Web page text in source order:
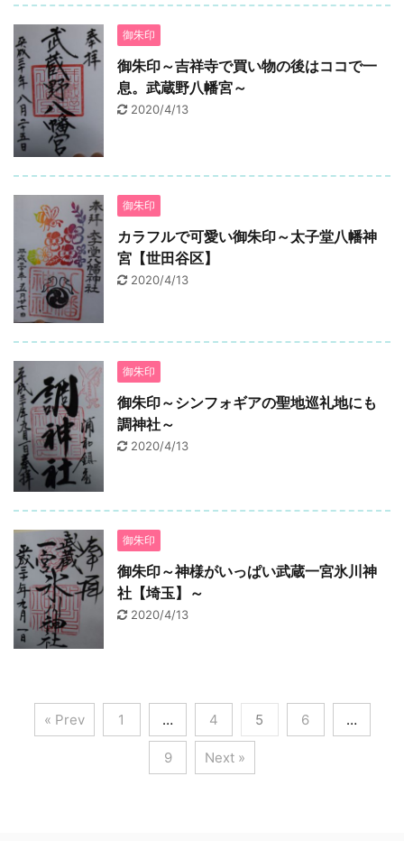
御朱印
御朱印～吉祥寺で買い物の後はココで一
息。武蔵野八幡宮～
2020/4/13
御朱印
カラフルで可愛い御朱印～太子堂八幡神
宮【世田谷区】
2020/4/13
御朱印
御朱印～シンフォギアの聖地巡礼地にも
調神社～
2020/4/13
御朱印
御朱印～神様がいっぱい武蔵一宮氷川神
社【埼玉】～
2020/4/13
« Prev 1 … 4 5 6 …
9 Next »